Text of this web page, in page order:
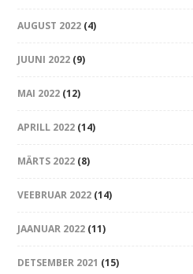
AUGUST 2022 (4)
JUUNI 2022 (9)
MAI 2022 (12)
APRILL 2022 (14)
MÄRTS 2022 (8)
VEEBRUAR 2022 (14)
JAANUAR 2022 (11)
DETSEMBER 2021 (15)